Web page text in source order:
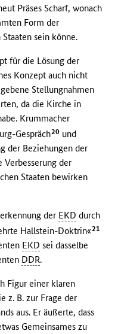
Präses Scharf, wonach
Form der
sein könne.
für die Lösung der
Konzept auch nicht
Stellungnahmen
da die Kirche in
Krummacher
Gespräch20 und
der Beziehungen der
der
Staaten bewirken
der EKD durch
Hallstein-Doktrin«21
EKD sei dasselbe
DDR.
Figur einer klaren
z. B. zur Frage der
aus. Er äußerte, dass
Gemeinsames zu